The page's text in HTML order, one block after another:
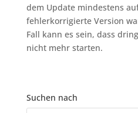
dem Update mindestens
fehlerkorrigierte Version
Fall kann es sein, dass
nicht mehr starten.
Suchen nach